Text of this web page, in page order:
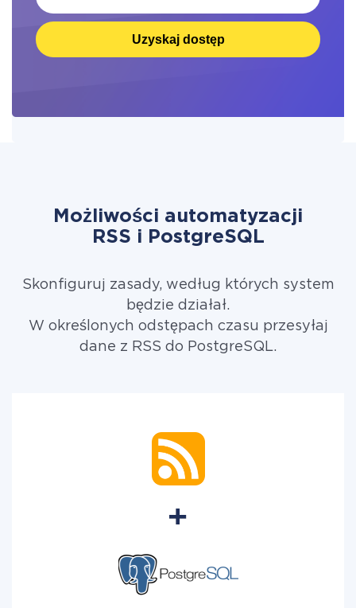
Uzyskaj dostęp
Możliwości automatyzacji
RSS i PostgreSQL
Skonfiguruj zasady, według których system
będzie działał.
W określonych odstępach czasu przesyłaj
dane z RSS do PostgreSQL.